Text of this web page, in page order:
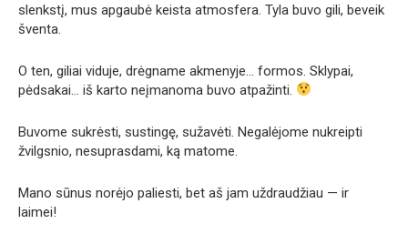
slenkstį, mus apgaubė keista atmosfera. Tyla buvo gili, beveik
šventa.
O ten, giliai viduje, drėgname akmenyje… formos. Sklypai,
pėdsakai… iš karto neįmanoma buvo atpažinti.
Buvome sukrėsti, sustingę, sužavėti. Negalėjome nukreipti
žvilgsnio, nesuprasdami, ką matome.
Mano sūnus norėjo paliesti, bet aš jam uždraudžiau — ir
laimei!